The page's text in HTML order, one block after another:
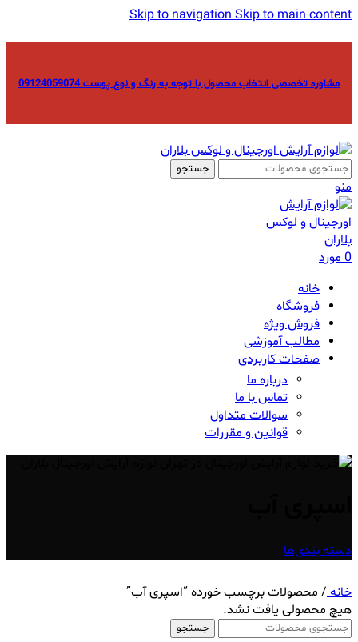
Skip to navigationSkip to main content
مشاوره تخصصی انتخاب محصول با توجه به رنگ و نوع پوست 09124059074
جستجو
منو
0مورد
خانه
فروشگاه
فروش ویژه
مطالب آموزشی
صفحات کاربردی
درباره ما
تماس با ما
سوالات متداول
قوانین و مقررات
دسته بندی‌ها
خانه/ محصولات برچسب خورده “اسپری آب”
هیچ محصولی یافت نشد.
جستجو